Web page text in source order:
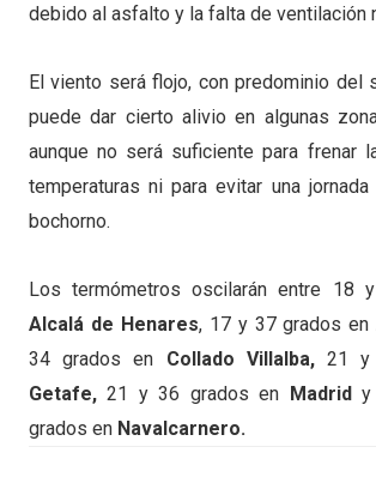
debido al asfalto y la falta de ventilación
El viento será flojo, con predominio del
puede dar cierto alivio en algunas
aunque no será suficiente para frenar
temperaturas ni para evitar una
bochorno.
Los termómetros oscilarán entre 18
Alcalá de Henares, 17 y 37 grados en
34 grados en Collado Villalba,21 y
Getafe, 21 y 36 grados en Madridy
grados en Navalcarnero.